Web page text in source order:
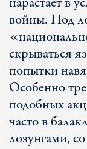
войны. Под
скрываться
попытки
Особенно
подобных
часто в
лозунгами,